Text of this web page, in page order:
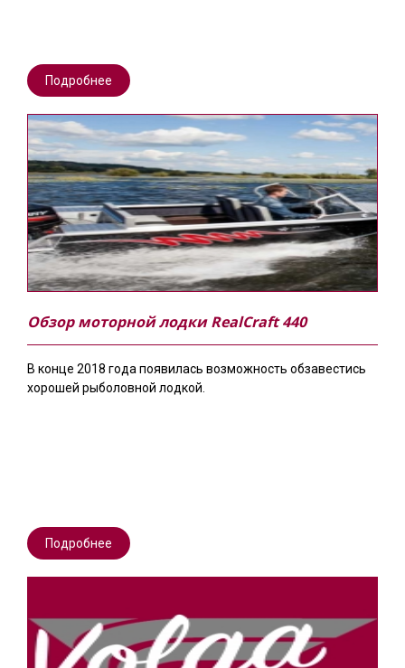
Подробнее
Обзор моторной лодки RealCraft 440
В конце 2018 года появилась возможность обзавестись
хорошей рыболовной лодкой.
Подробнее